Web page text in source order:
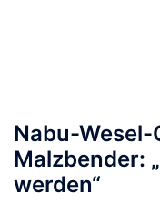
Nabu-Wesel-
Malzbender:
werden“